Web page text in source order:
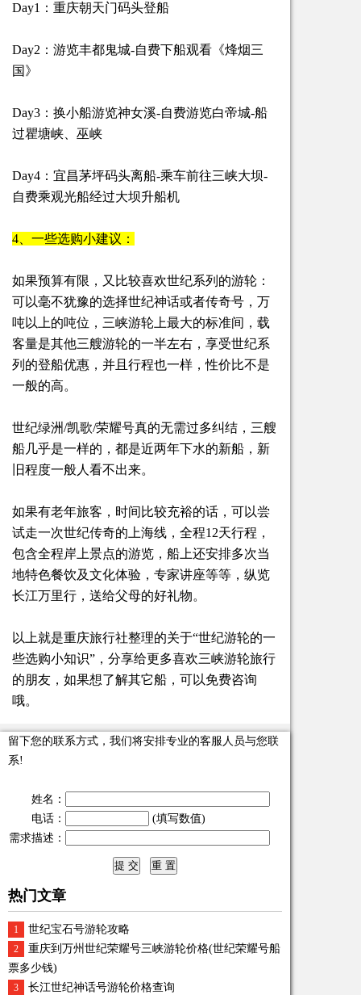
Day1：重庆朝天门码头登船
Day2：游览丰都鬼城-自费下船观看《烽烟三
国》
Day3：换小船游览神女溪-自费游览白帝城-船
过瞿塘峡、巫峡
Day4：宜昌茅坪码头离船-乘车前往三峡大坝-
自费乘观光船经过大坝升船机
4、一些选购小建议：
如果预算有限，又比较喜欢世纪系列的游轮：
可以毫不犹豫的选择世纪神话或者传奇号，万
吨以上的吨位，三峡游轮上最大的标准间，载
客量是其他三艘游轮的一半左右，享受世纪系
列的登船优惠，并且行程也一样，性价比不是
一般的高。
世纪绿洲/凯歌/荣耀号真的无需过多纠结，三艘
船几乎是一样的，都是近两年下水的新船，新
旧程度一般人看不出来。
如果有老年旅客，时间比较充裕的话，可以尝
试走一次世纪传奇的上海线，全程12天行程，
包含全程岸上景点的游览，船上还安排多次当
地特色餐饮及文化体验，专家讲座等等，纵览
长江万里行，送给父母的好礼物。
以上就是重庆旅行社整理的关于“世纪游轮的一
些选购小知识”，分享给更多喜欢三峡游轮旅行
的朋友，如果想了解其它船，可以免费咨询
哦。
留下您的联系方式，我们将安排专业的客服人员与您联
系!
姓名：
电话：
(填写数值)
需求描述：
热门文章
1 世纪宝石号游轮攻略
2
重庆到万州世纪荣耀号三峡游轮价格(世纪荣耀号船
票多少钱)
3 长江世纪神话号游轮价格查询